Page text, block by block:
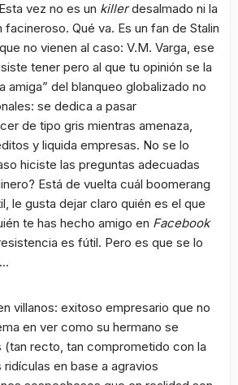
vez no es un killerdesalmado ni la
facineroso. Qué va. Es un fan de Stalin
no vienen al caso: V.M. Varga, ese
tener pero al que tu opinión se la
amiga” del blanqueo globalizado no
se dedica a pasar
de tipo gris mientras amenaza,
y liquida empresas. No se lo
hiciste las preguntas adecuadas
Está de vuelta cuál boomerang
le gusta dejar claro quién es el que
te has hecho amigo en Facebook
es fútil. Pero es que se lo
villanos: exitoso empresario que no
en ver como su hermano se
(tan recto, tan comprometido con la
en base a agravios